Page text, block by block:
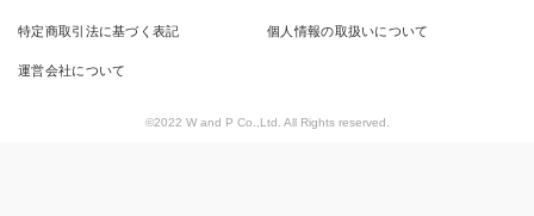
特定商取引法に基づく表記 個人情報の取扱いについて
運営会社について
©2022 W and P Co.,Ltd. All Rights reserved.